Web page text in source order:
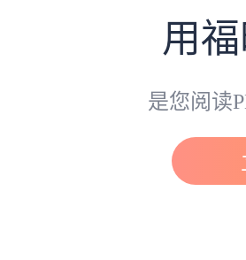
用
是您阅读